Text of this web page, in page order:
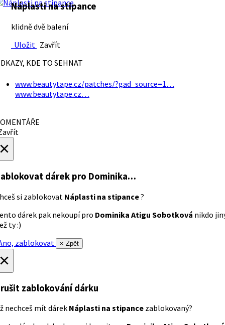
Náplasti na stipance
klidně dvě balení
Uložit Zavřít
KDE TO SEHNAT
www.beautytape.cz/patches/?gad_source=1…
www.beautytape.cz…
dárek pro Dominika…
si zablokovat Náplasti na stipance?
dárek pak nekoupí pro Dominika Atigu Sobotková nikdo
ty :)
zablokovat
× Zpět
zablokování dárku
nechceš mít dárek Náplasti na stipance zablokovaný?